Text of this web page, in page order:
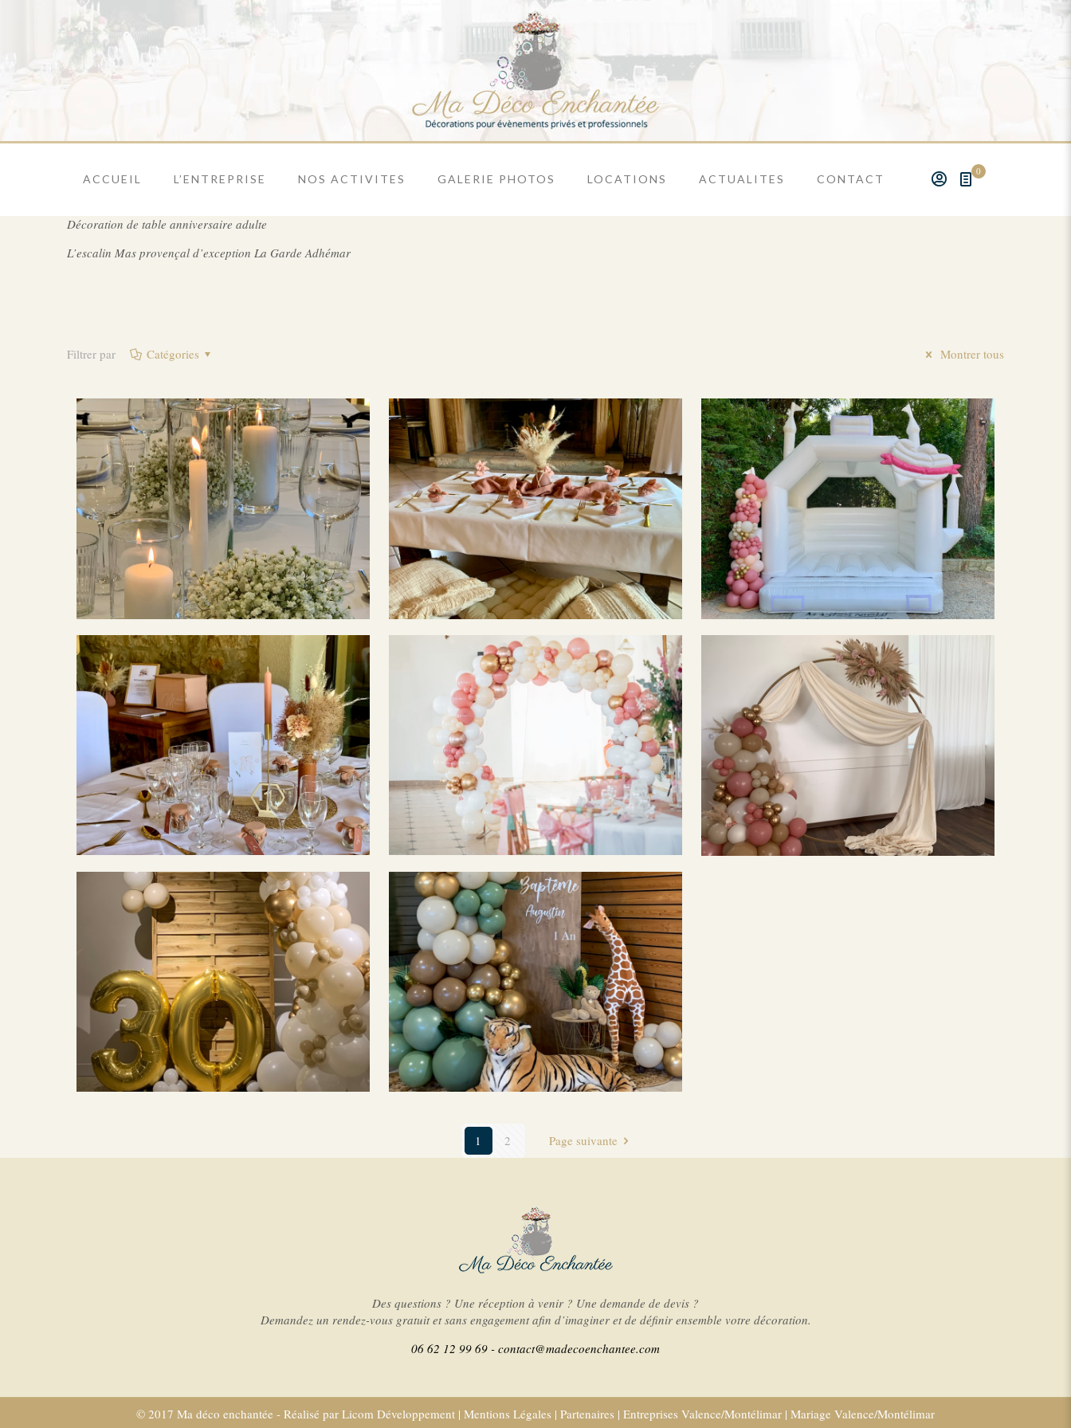
ACCUEIL L’ENTREPRISE NOS ACTIVITES GALERIE PHOTOS LOCATIONS ACTUALITES CONTACT
0
Décoration de table anniversaire adulte
L’escalin Mas provençal d’exception La Garde Adhémar
Filtrer par Catégories Montrer tous
1 2 Page suivante
Des questions ? Une réception à venir ? Une demande de devis ?
Demandez un rendez-vous gratuit et sans engagement afin d’imaginer et de définir ensemble votre décoration.
06 62 12 99 69 - contact@madecoenchantee.com
© 2017 Ma déco enchantée - Réalisé par Licom Développement | Mentions Légales | Partenaires | Entreprises Valence/Montélimar | Mariage Valence/Montélimar